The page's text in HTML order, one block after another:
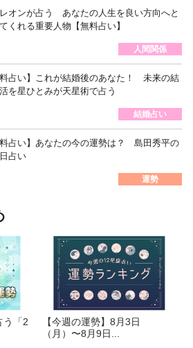
オンが占う あなたの人生を良い方向へと
くれる重要人物【無料占い】
人間関係
料占い】これが結婚後のあなた！ 未来の結
を星ひとみが天星術で占う
結婚占い
料占い】あなたの今の運勢は？ 島田秀平の
占い
運勢
う「2
【今週の運勢】8月3日
（月）〜8月9日...